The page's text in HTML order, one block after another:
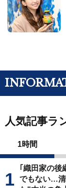
人気記事ラ
1時間
｢織田家の後
でもない…清